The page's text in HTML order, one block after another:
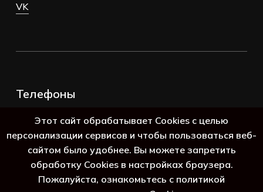
VK
Телефоны
8 (800) 250-69-39
Этот сайт обрабатывает Cookies с целью
персонализации сервисов и чтобы пользоваться веб-
сайтом было удобнее. Вы можете запретить
обработку Cookies в настройках браузера.
Пожалуйста, ознакомьтесь с политикой